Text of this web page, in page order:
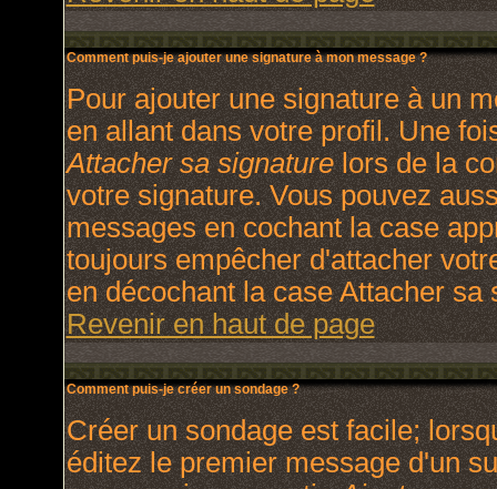
Comment puis-je ajouter une signature à mon message ?
Pour ajouter une signature à un
en allant dans votre profil. Une
Attacher sa signaturelors de la
votre signature. Vous pouvez
messages en cochant la case
toujours empêcher d'attacher
en décochant la case Attacher
Revenir en haut de page
Comment puis-je créer un sondage ?
Créer un sondage est facile;
éditez le premier message d'un